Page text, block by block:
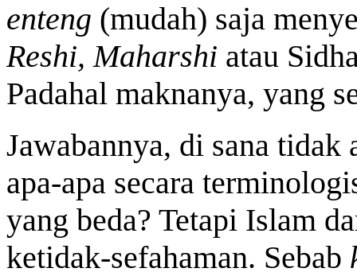
enteng (mudah) saja
Reshi, Maharshi atau
Padahal maknanya, yang
Jawabannya, di sana tidak
apa-apa secara
yang beda? Tetapi Islam
ketidak-sefahaman. Sebab